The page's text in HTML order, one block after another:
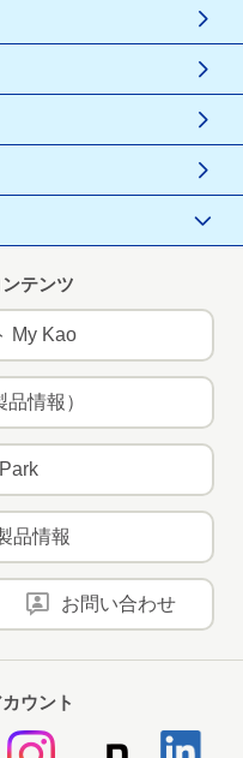
テンツ
My Kao
情報）
品情報
お問い合わせ
ウント